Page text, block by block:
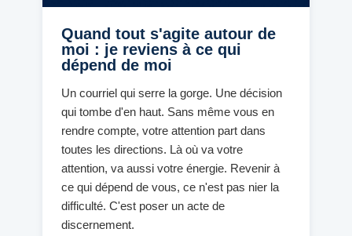
Quand tout s'agite autour de
moi : je reviens à ce qui
dépend de moi
Un courriel qui serre la gorge. Une décision
qui tombe d'en haut. Sans même vous en
rendre compte, votre attention part dans
toutes les directions. Là où va votre
attention, va aussi votre énergie. Revenir à
ce qui dépend de vous, ce n'est pas nier la
difficulté. C'est poser un acte de
discernement.